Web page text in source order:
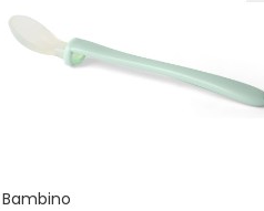
Bambino